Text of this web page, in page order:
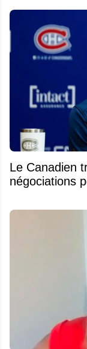
Le Canadien
négociations